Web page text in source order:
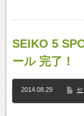
SEIKO 5
ール 完了！
2014.08.29 セ